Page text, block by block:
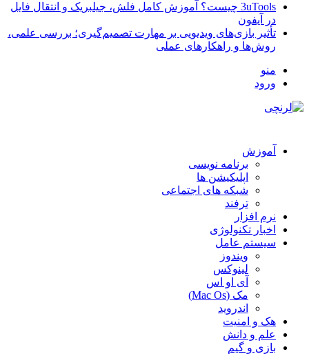
3uTools چیست؟ آموزش کامل فلش، جیلبریک و انتقال فایل
در آیفون
تأثیر بازی‌های ویدیویی بر مهارت تصمیم‌گیری؛ بررسی علمی،
روش‌ها و راهکارهای عملی
منو
ورود
آموزش
برنامه نویسی
اپلیکیشن ها
شبکه های اجتماعی
ترفند
نرم افزار
اخبار تکنولوژی
سیستم عامل
ویندوز
لینوکس
آی او اس
مک (Mac Os)
اندروید
هک و امنیت
علم و دانش
بازی و گیم